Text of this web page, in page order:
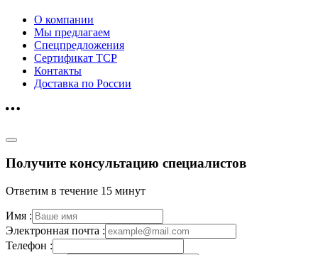
О компании
Мы предлагаем
Спецпредложения
Сертификат ТСР
Контакты
Доставка по России
Получите консультацию специалистов
Ответим в течение 15 минут
Имя :
Электронная почта :
Телефон :